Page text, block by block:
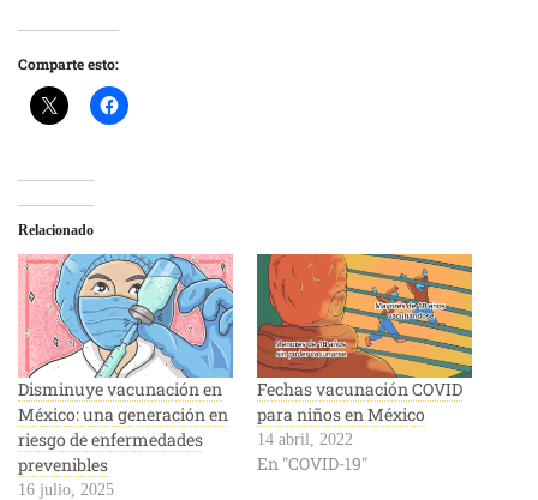
Comparte esto:
Relacionado
Disminuye vacunación en
México: una generación en
riesgo de enfermedades
prevenibles
16 julio, 2025
Fechas vacunación COVID
para niños en México
14 abril, 2022
En "COVID-19"